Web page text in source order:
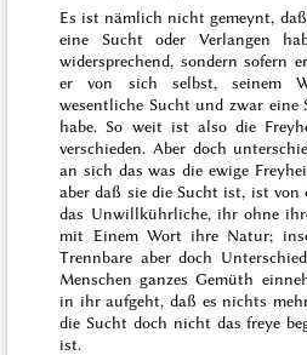
Es ist nämlich nicht gemeynt,
eine Sucht oder Verlangen
widersprechend, sondern sofern
er von sich selbst, seinem
wesentliche Sucht und zwar eine
habe. So weit ist also die
verschieden. Aber doch
an sich das was die ewige
aber daß sie die Sucht ist, ist von
das Unwillkührliche, ihr ohne
mit Einem Wort ihre Natur;
Trennbare aber doch
Menschen ganzes Gemüth
in ihr aufgeht, daß es nichts
die Sucht doch nicht das freye
ist.